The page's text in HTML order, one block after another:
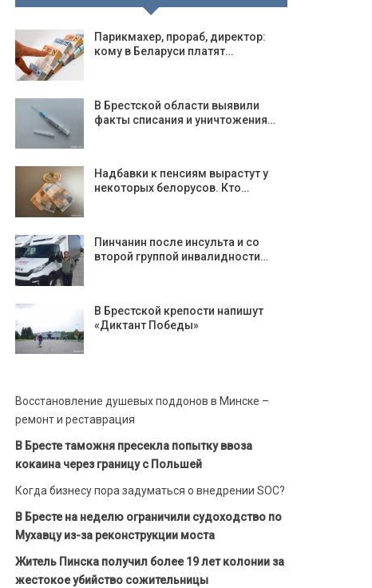
Парикмахер, прораб, директор:
кому в Беларуси платят…
В Брестской области выявили
факты списания и уничтожения…
Надбавки к пенсиям вырастут у
некоторых белорусов. Кто…
Пинчанин после инсульта и со
второй группой инвалидности…
В Брестской крепости напишут
«Диктант Победы»
Восстановление душевых поддонов в Минске –
ремонт и реставрация
В Бресте таможня пресекла попытку ввоза
кокаина через границу с Польшей
Когда бизнесу пора задуматься о внедрении SOC?
В Бресте на неделю ограничили судоходство по
Мухавцу из-за реконструкции моста
Житель Пинска получил более 19 лет колонии за
жестокое убийство сожительницы